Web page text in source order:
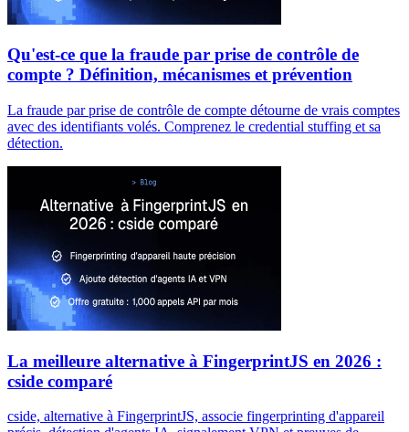
Qu'est-ce que la fraude par prise de contrôle de
compte ? Définition, mécanismes et prévention
La fraude par prise de contrôle de compte détourne de vrais comptes
avec des identifiants volés. Comprenez le credential stuffing et sa
détection.
La meilleure alternative à FingerprintJS en 2026 :
cside comparé
cside, alternative à FingerprintJS, associe fingerprinting d'appareil